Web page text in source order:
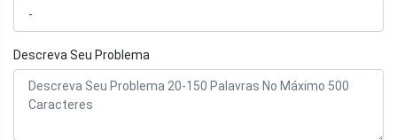
Descreva Seu Problema